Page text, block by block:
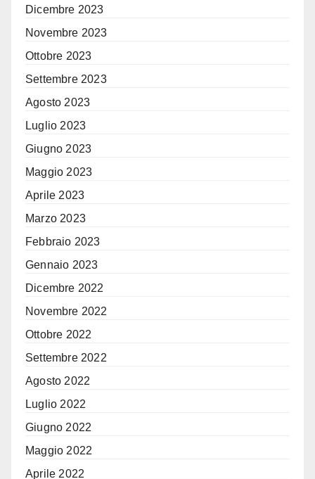
Dicembre 2023
Novembre 2023
Ottobre 2023
Settembre 2023
Agosto 2023
Luglio 2023
Giugno 2023
Maggio 2023
Aprile 2023
Marzo 2023
Febbraio 2023
Gennaio 2023
Dicembre 2022
Novembre 2022
Ottobre 2022
Settembre 2022
Agosto 2022
Luglio 2022
Giugno 2022
Maggio 2022
Aprile 2022